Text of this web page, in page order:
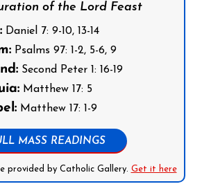
of the Lord Feast
Daniel 7: 9-10, 13-14
Psalms 97: 1-2, 5-6, 9
Second Peter 1: 16-19
Matthew 17: 5
Matthew 17: 1-9
MASS READINGS
provided by Catholic Gallery. Get it here